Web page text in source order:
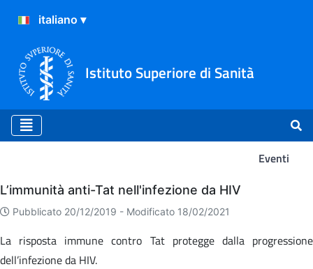
Istituto Superiore di Sanità
Eventi
Eventi
L’immunità anti-Tat nell'infezione da HIV
Pubblicato 20/12/2019 - Modificato 18/02/2021
La risposta immune contro Tat protegge dalla progressione
dell’infezione da HIV.